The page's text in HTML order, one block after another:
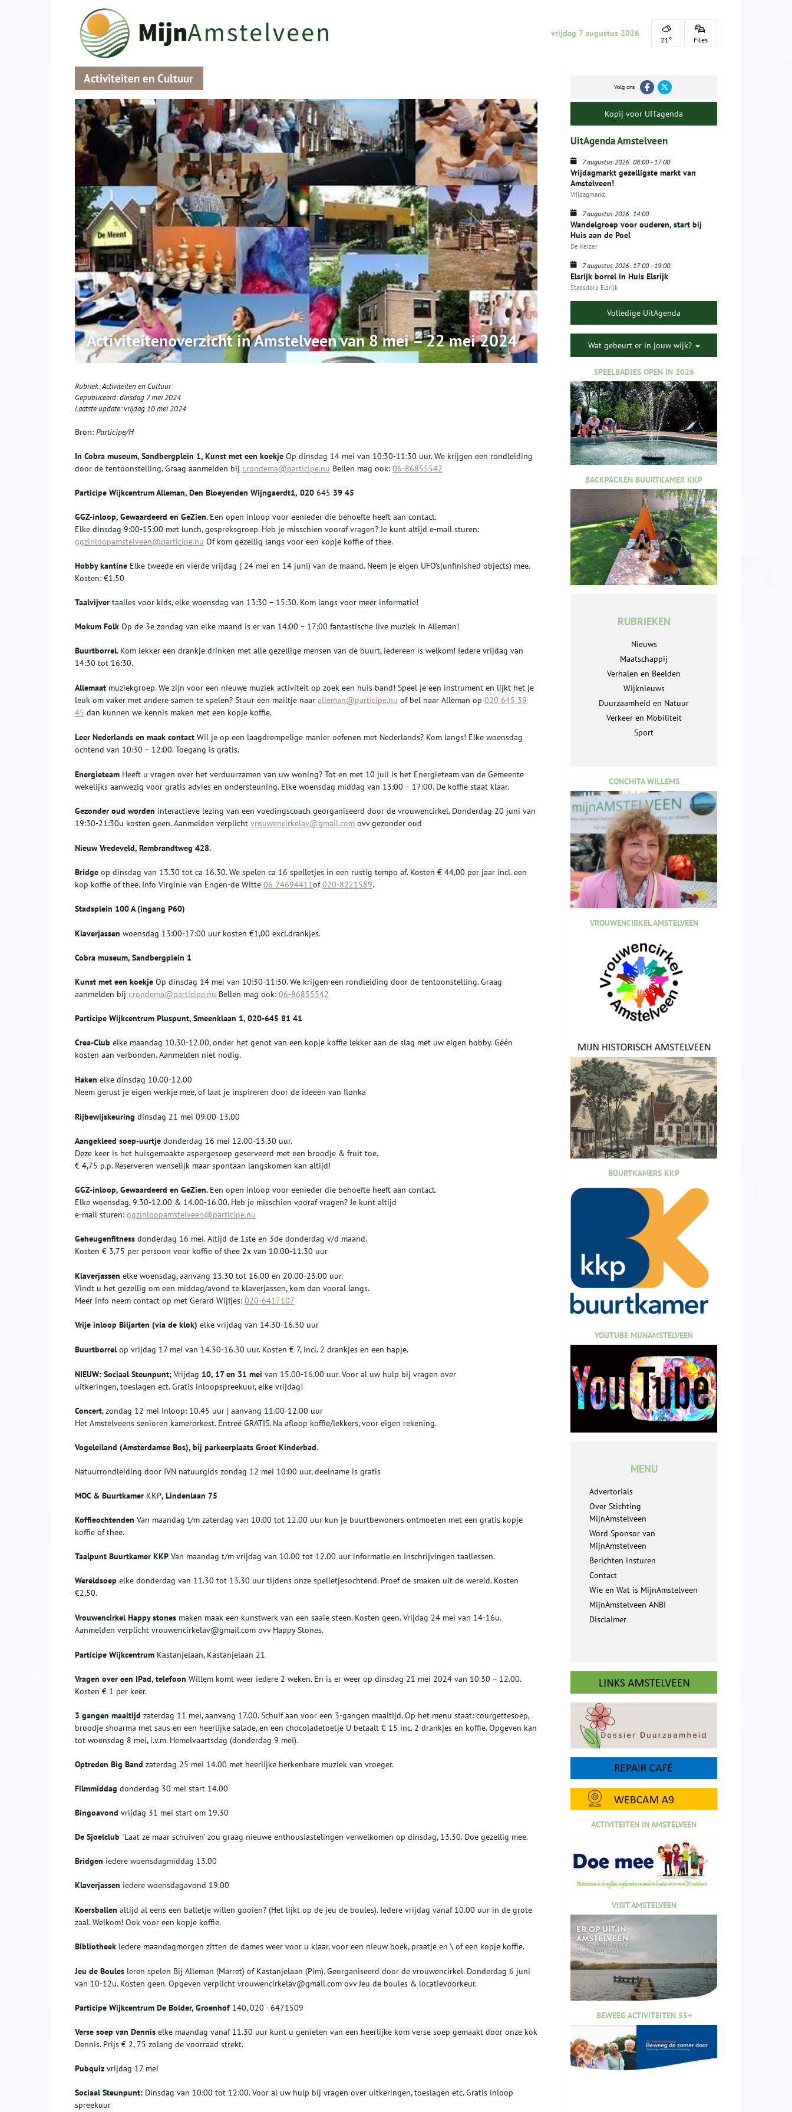
vrijdag 7 augustus 2026
21° Files
Activiteiten en Cultuur
Activiteitenoverzicht in Amstelveen van 8 mei – 22 mei 2024
Rubriek:Activiteiten en Cultuur
Gepubliceerd:dinsdag 7 mei 2024
Laatste update:vrijdag 10 mei 2024
Bron: Participe/H
In Cobra museum, Sandbergplein 1, Kunst met een koekje Op dinsdag 14 mei van 10:30-11:30 uur. We krijgen een rondleiding
door de tentoonstelling. Graag aanmelden bij r.rondema@participe.nu Bellen mag ook: 06-86855542
Participe Wijkcentrum Alleman, Den Bloeyenden Wijngaerdt1, 020 645 39 45
GGZ-inloop, Gewaardeerd en GeZien. Een open inloop voor eenieder die behoefte heeft aan contact.
Elke dinsdag 9:00-15:00 met lunch, gespreksgroep. Heb je misschien vooraf vragen? Je kunt altijd e-mail sturen:
ggzinloopamstelveen@participe.nu Of kom gezellig langs voor een kopje koffie of thee.
Hobby kantine Elke tweede en vierde vrijdag ( 24 mei en 14 juni) van de maand. Neem je eigen UFO’s(unfinished objects) mee.
Kosten: €1,50
Taalvijver taalles voor kids, elke woensdag van 13:30 – 15:30. Kom langs voor meer informatie!
Mokum Folk Op de 3e zondag van elke maand is er van 14:00 – 17:00 fantastische live muziek in Alleman!
Buurtborrel. Kom lekker een drankje drinken met alle gezellige mensen van de buurt, iedereen is welkom! Iedere vrijdag van
14:30 tot 16:30.
Allemaat muziekgroep. We zijn voor een nieuwe muziek activiteit op zoek een huis band! Speel je een instrument en lijkt het je
leuk om vaker met andere samen te spelen? Stuur een mailtje naar alleman@participe.nu of bel naar Alleman op 020 645 39
45 dan kunnen we kennis maken met een kopje koffie.
Leer Nederlands en maak contact Wil je op een laagdrempelige manier oefenen met Nederlands? Kom langs! Elke woensdag
ochtend van 10:30 – 12:00. Toegang is gratis.
Energieteam Heeft u vragen over het verduurzamen van uw woning? Tot en met 10 juli is het Energieteam van de Gemeente
wekelijks aanwezig voor gratis advies en ondersteuning. Elke woensdag middag van 13:00 – 17:00. De koffie staat klaar.
Gezonder oud worden interactieve lezing van een voedingscoach georganiseerd door de vrouwencirkel. Donderdag 20 juni van
19:30-21:30u kosten geen. Aanmelden verplicht vrouwencirkelav@gmail.com ovv gezonder oud
Nieuw Vredeveld, Rembrandtweg 428.
Bridge op dinsdag van 13.30 tot ca 16.30. We spelen ca 16 spelletjes in een rustig tempo af. Kosten € 44,00 per jaar incl. een
kop koffie of thee. Info Virginie van Engen-de Witte 06 24694411of020-8221589.
Stadsplein 100 A (ingang P60)
Klaverjassen woensdag 13:00-17:00 uur kosten €1,00 excl.drankjes.
Cobra museum, Sandbergplein 1
Kunst met een koekje Op dinsdag 14 mei van 10:30-11:30. We krijgen een rondleiding door de tentoonstelling. Graag
aanmelden bij r.rondema@participe.nu Bellen mag ook: 06-86855542
Participe Wijkcentrum Pluspunt, Smeenklaan 1, 020-645 81 41
Crea-Club elke maandag 10.30-12.00, onder het genot van een kopje koffie lekker aan de slag met uw eigen hobby. Géén
kosten aan verbonden. Aanmelden niet nodig.
Haken elke dinsdag 10.00-12.00
Neem gerust je eigen werkje mee, of laat je inspireren door de ideeën van Ilonka
Rijbewijskeuring dinsdag 21 mei 09.00-13.00
Aangekleed soep-uurtje donderdag 16 mei 12.00-13.30 uur.
Deze keer is het huisgemaakte aspergesoep geserveerd met een broodje & fruit toe.
€ 4,75 p.p. Reserveren wenselijk maar spontaan langskomen kan altijd!
GGZ-inloop, Gewaardeerd en GeZien. Een open inloop voor eenieder die behoefte heeft aan contact.
Elke woensdag, 9.30-12.00 & 14.00-16.00. Heb je misschien vooraf vragen? Je kunt altijd
e-mail sturen: ggzinloopamstelveen@participe.nu
Geheugenfitness donderdag 16 mei. Altijd de 1ste en 3de donderdag v/d maand.
Kosten € 3,75 per persoon voor koffie of thee 2x van 10.00-11.30 uur
Klaverjassen elke woensdag, aanvang 13.30 tot 16.00 en 20.00-23.00 uur.
Vindt u het gezellig om een middag/avond te klaverjassen, kom dan vooral langs.
Meer info neem contact op met Gerard Wijfjes: 020-6417107
Vrije inloop Biljarten (via de klok) elke vrijdag van 14.30-16.30 uur
Buurtborrel op vrijdag 17 mei van 14.30-16.30 uur. Kosten € 7, incl. 2 drankjes en een hapje.
NIEUW: Sociaal Steunpunt; Vrijdag 10, 17 en 31 mei van 15.00-16.00 uur. Voor al uw hulp bij vragen over
uitkeringen, toeslagen ect. Gratis inloopspreekuur, elke vrijdag!
Concert, zondag 12 mei Inloop: 10.45 uur | aanvang 11.00-12.00 uur
Het Amstelveens senioren kamerorkest. Entreé GRATIS. Na afloop koffie/lekkers, voor eigen rekening.
Vogeleiland (Amsterdamse Bos), bij parkeerplaats Groot Kinderbad.
Natuurrondleiding door IVN natuurgids zondag 12 mei 10:00 uur, deelname is gratis
MOC & Buurtkamer KKP, Lindenlaan 75
Koffieochtenden Van maandag t/m zaterdag van 10.00 tot 12.00 uur kun je buurtbewoners ontmoeten met een gratis kopje
koffie of thee.
Taalpunt Buurtkamer KKP Van maandag t/m vrijdag van 10.00 tot 12.00 uur informatie en inschrijvingen taallessen.
Wereldsoep elke donderdag van 11.30 tot 13.30 uur tijdens onze spelletjesochtend. Proef de smaken uit de wereld. Kosten
€2,50.
Vrouwencirkel Happystones maken maak een kunstwerk van een saaie steen. Kosten geen. Vrijdag 24 mei van 14-16u.
Aanmelden verplicht vrouwencirkelav@gmail.com ovv Happy Stones.
Participe Wijkcentrum Kastanjelaan, Kastanjelaan 21
Vragen over een IPad, telefoon Willem komt weer iedere 2 weken. En is er weer op dinsdag 21 mei 2024 van 10.30 – 12.00.
Kosten € 1 per keer.
3 gangen maaltijd zaterdag 11 mei, aanvang 17.00. Schuif aan voor een 3-gangen maaltijd. Op het menu staat: courgettesoep,
broodje shoarma met saus en een heerlijke salade, en een chocoladetoetje U betaalt € 15 inc. 2 drankjes en koffie. Opgeven kan
tot woensdag 8 mei, i.v.m. Hemelvaartsdag (donderdag 9 mei).
Optreden Big Band zaterdag 25 mei 14.00 met heerlijke herkenbare muziek van vroeger.
Filmmiddag donderdag 30 mei start 14.00
Bingoavond vrijdag 31 mei start om 19.30
De Sjoelclub `Laat ze maar schuiven’ zou graag nieuwe enthousiastelingen verwelkomen op dinsdag, 13.30. Doe gezellig mee.
Bridgen iedere woensdagmiddag 13.00
Klaverjassen iedere woensdagavond 19.00
Koersballen altijd al eens een balletje willen gooien? (Het lijkt op de jeu de boules). Iedere vrijdag vanaf 10.00 uur in de grote
zaal. Welkom! Ook voor een kopje koffie.
Bibliotheek iedere maandagmorgen zitten de dames weer voor u klaar, voor een nieuw boek, praatje en \ of een kopje koffie.
Jeu de Boules leren spelen Bij Alleman (Marret) of Kastanjelaan (Pim). Georganiseerd door de vrouwencirkel. Donderdag 6 juni
van 10-12u. Kosten geen. Opgeven verplicht vrouwencirkelav@gmail.com ovv Jeu de boules & locatievoorkeur.
Participe Wijkcentrum De Bolder, Groenhof 140, 020 - 6471509
Verse soep van Dennis elke maandag vanaf 11.30 uur kunt u genieten van een heerlijke kom verse soep gemaakt door onze kok
Dennis. Prijs € 2, 75 zolang de voorraad strekt.
Pubquiz vrijdag 17 mei
Sociaal Steunpunt: Dinsdag van 10:00 tot 12:00. Voor al uw hulp bij vragen over uitkeringen, toeslagen etc. Gratis inloop
spreekuur
Volg ons
Kopij voor UITagenda
UitAgenda Amstelveen
7 augustus 2026 08:00-17:00
Vrijdagmarkt gezelligste markt van
Amstelveen!
Vrijdagmarkt
7 augustus 2026 14:00
Wandelgroep voor ouderen, start bij
Huis aan de Poel
De Keizer
7 augustus 2026 17:00-19:00
Elsrijk borrel in Huis Elsrijk
Stadsdorp Elsrijk
Volledige UitAgenda
Wat gebeurt er in jouw wijk?
SPEELBADJES OPEN IN 2026
BACKPACKEN BUURTKAMER KKP
RUBRIEKEN
Nieuws
Maatschappij
Verhalen en Beelden
Wijknieuws
Duurzaamheid en Natuur
Verkeer en Mobiliteit
Sport
CONCHITA WILLEMS
VROUWENCIRKEL AMSTELVEEN
BUURTKAMERS KKP
YOUTUBE MIJNAMSTELVEEN
MENU
Advertorials
Over Stichting
MijnAmstelveen
Word Sponsor van
MijnAmstelveen
Berichten insturen
Contact
Wie en Wat is MijnAmstelveen
MijnAmstelveen ANBI
Disclaimer
ACTIVITEITEN IN AMSTELVEEN
VISIT AMSTELVEEN
BEWEEG ACTIVITEITEN 55+